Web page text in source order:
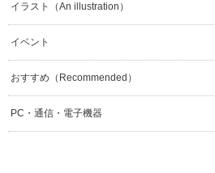
イラスト（An illustration）
イベント
おすすめ（Recommended）
PC・通信・電子機器